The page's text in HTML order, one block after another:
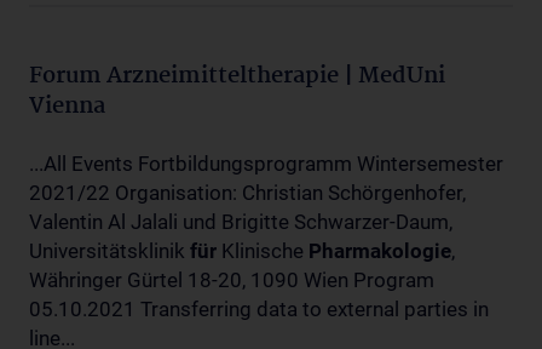
Forum Arzneimitteltherapie | MedUni
Vienna
...All Events Fortbildungsprogramm Wintersemester
2021/22 Organisation: Christian Schörgenhofer,
Valentin Al Jalali und Brigitte Schwarzer-Daum,
Universitätsklinik für Klinische Pharmakologie,
Währinger Gürtel 18-20, 1090 Wien Program
05.10.2021 Transferring data to external parties in
line...